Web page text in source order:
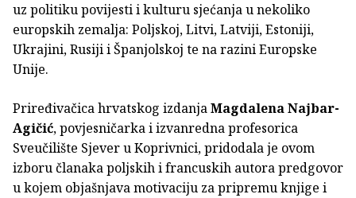
uz politiku povijesti i kulturu sjećanja u nekoliko
europskih zemalja: Poljskoj, Litvi, Latviji, Estoniji,
Ukrajini, Rusiji i Španjolskoj te na razini Europske
Unije.
Priređivačica hrvatskog izdanjaMagdalena Najbar-
Agičić, povjesničarka i izvanredna profesorica
Sveučilište Sjever u Koprivnici, pridodala je ovom
izboru članaka poljskih i francuskih autora predgovor
u kojem objašnjava motivaciju za pripremu knjige i